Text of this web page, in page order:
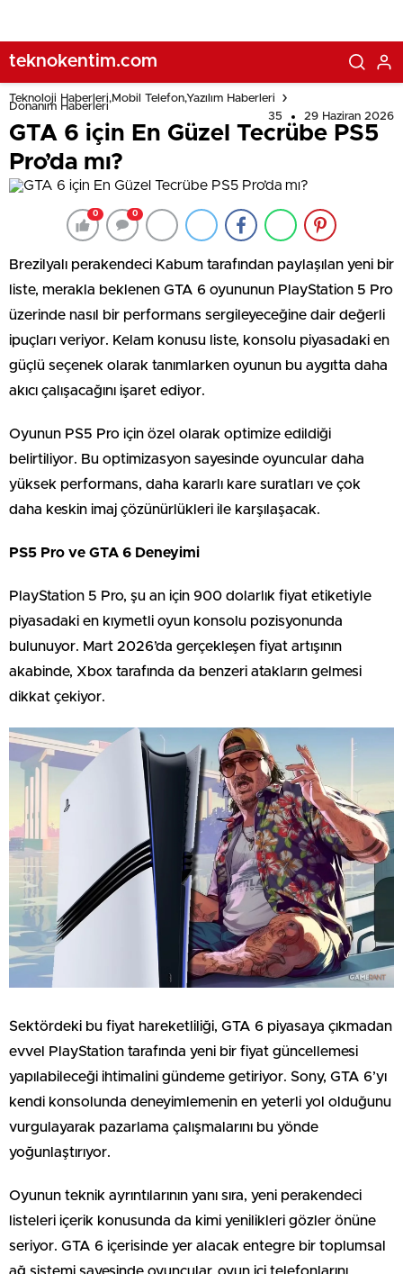
teknokentim.com
Teknoloji Haberleri,Mobil Telefon,Yazılım Haberleri
Donanım Haberleri
35
29 Haziran 2026
GTA 6 için En Güzel Tecrübe PS5
Pro’da mı?
0 0
Brezilyalı perakendeci Kabum tarafından paylaşılan yeni bir
liste, merakla beklenen GTA 6 oyununun PlayStation 5 Pro
üzerinde nasıl bir performans sergileyeceğine dair değerli
ipuçları veriyor. Kelam konusu liste, konsolu piyasadaki en
güçlü seçenek olarak tanımlarken oyunun bu aygıtta daha
akıcı çalışacağını işaret ediyor.
Oyunun PS5 Pro için özel olarak optimize edildiği
belirtiliyor. Bu optimizasyon sayesinde oyuncular daha
yüksek performans, daha kararlı kare suratları ve çok
daha keskin imaj çözünürlükleri ile karşılaşacak.
PS5 Pro ve GTA 6 Deneyimi
PlayStation 5 Pro, şu an için 900 dolarlık fiyat etiketiyle
piyasadaki en kıymetli oyun konsolu pozisyonunda
bulunuyor. Mart 2026’da gerçekleşen fiyat artışının
akabinde, Xbox tarafında da benzeri atakların gelmesi
dikkat çekiyor.
Sektördeki bu fiyat hareketliliği, GTA 6 piyasaya çıkmadan
evvel PlayStation tarafında yeni bir fiyat güncellemesi
yapılabileceği ihtimalini gündeme getiriyor. Sony, GTA 6’yı
kendi konsolunda deneyimlemenin en yeterli yol olduğunu
vurgulayarak pazarlama çalışmalarını bu yönde
yoğunlaştırıyor.
Oyunun teknik ayrıntılarının yanı sıra, yeni perakendeci
listeleri içerik konusunda da kimi yenilikleri gözler önüne
seriyor. GTA 6 içerisinde yer alacak entegre bir toplumsal